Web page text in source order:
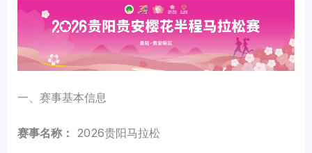
一、赛事基本信息
赛事名称： 2026贵阳马拉松